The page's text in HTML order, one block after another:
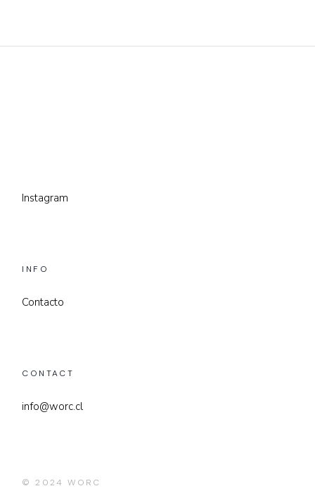
Instagram
INFO
Contacto
CONTACT
info@worc.cl
© 2024WORC